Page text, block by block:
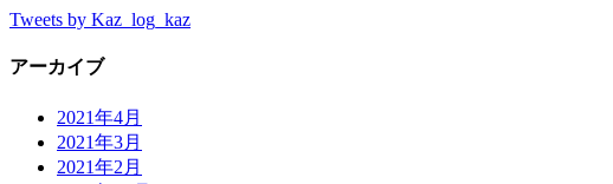
Tweets by Kaz_log_kaz
アーカイブ
2021年4月
2021年3月
2021年2月